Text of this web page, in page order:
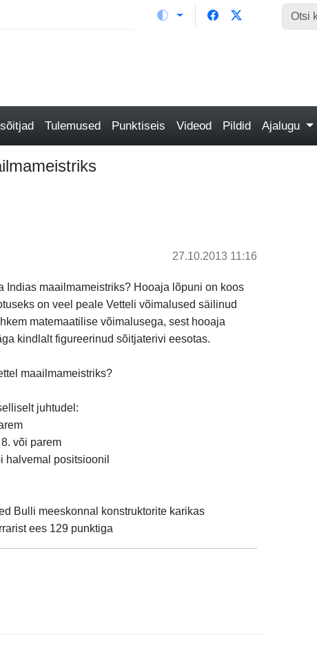
Tulemused Punktiseis Videod Pildid Ajalugu
27.10.2013 11:16
Indias maailmameistriks? Hooaja lõpuni on koos
on veel peale Vetteli võimalused säilinud
matemaatilise võimalusega, sest hooaja
kindlalt figureerinud sõitjaterivi eesotas.
maailmameistriks?
juhtudel:
või parem
halvemal positsioonil
Bulli meeskonnal konstruktorite karikas
ees 129 punktiga